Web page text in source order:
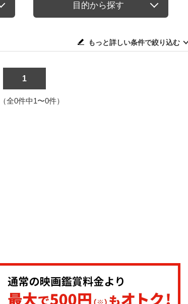
目的から探す
もっと詳しい条件で絞り込む
1
全0件中1〜0件）